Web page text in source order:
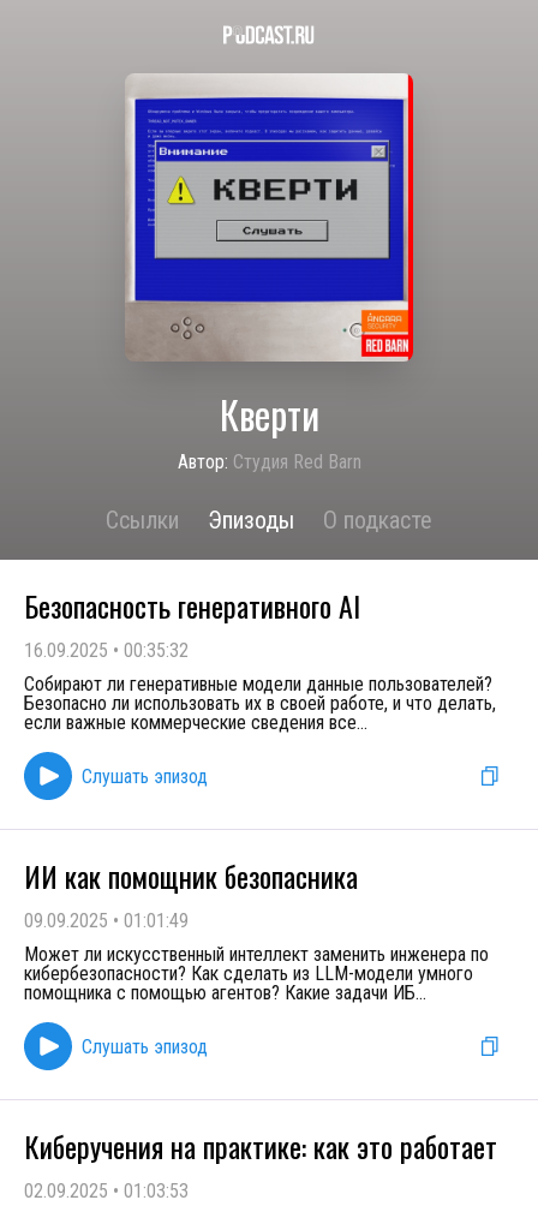
Кверти
Автор: Студия Red Barn
Ссылки Эпизоды О подкасте
Безопасность генеративного AI
16.09.2025 • 00:35:32
Собирают ли генеративные модели данные пользователей?
Безопасно ли использовать их в своей работе, и что делать,
если важные коммерческие сведения все...
Слушать эпизод
ИИ как помощник безопасника
09.09.2025 • 01:01:49
Может ли искусственный интеллект заменить инженера по
кибербезопасности? Как сделать из LLM-модели умного
помощника с помощью агентов? Какие задачи ИБ...
Слушать эпизод
Киберучения на практике: как это работает
02.09.2025 • 01:03:53